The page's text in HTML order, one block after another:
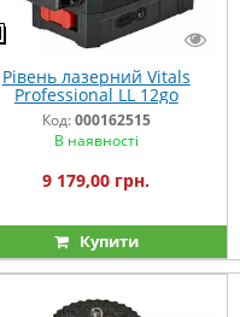
Рівень лазерний Vitals
Professional LL 12go
Код:000162515
В наявності
9 179,00 грн.
Купити